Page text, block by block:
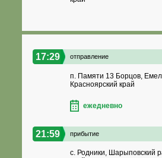
17:29 отправление
п. Памяти 13 Борцов,
Красноярский край
ежедневно
21:59 прибытие
с. Родники, Шарыповский